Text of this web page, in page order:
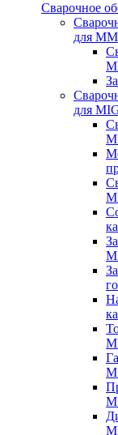
Сварочное
для
для